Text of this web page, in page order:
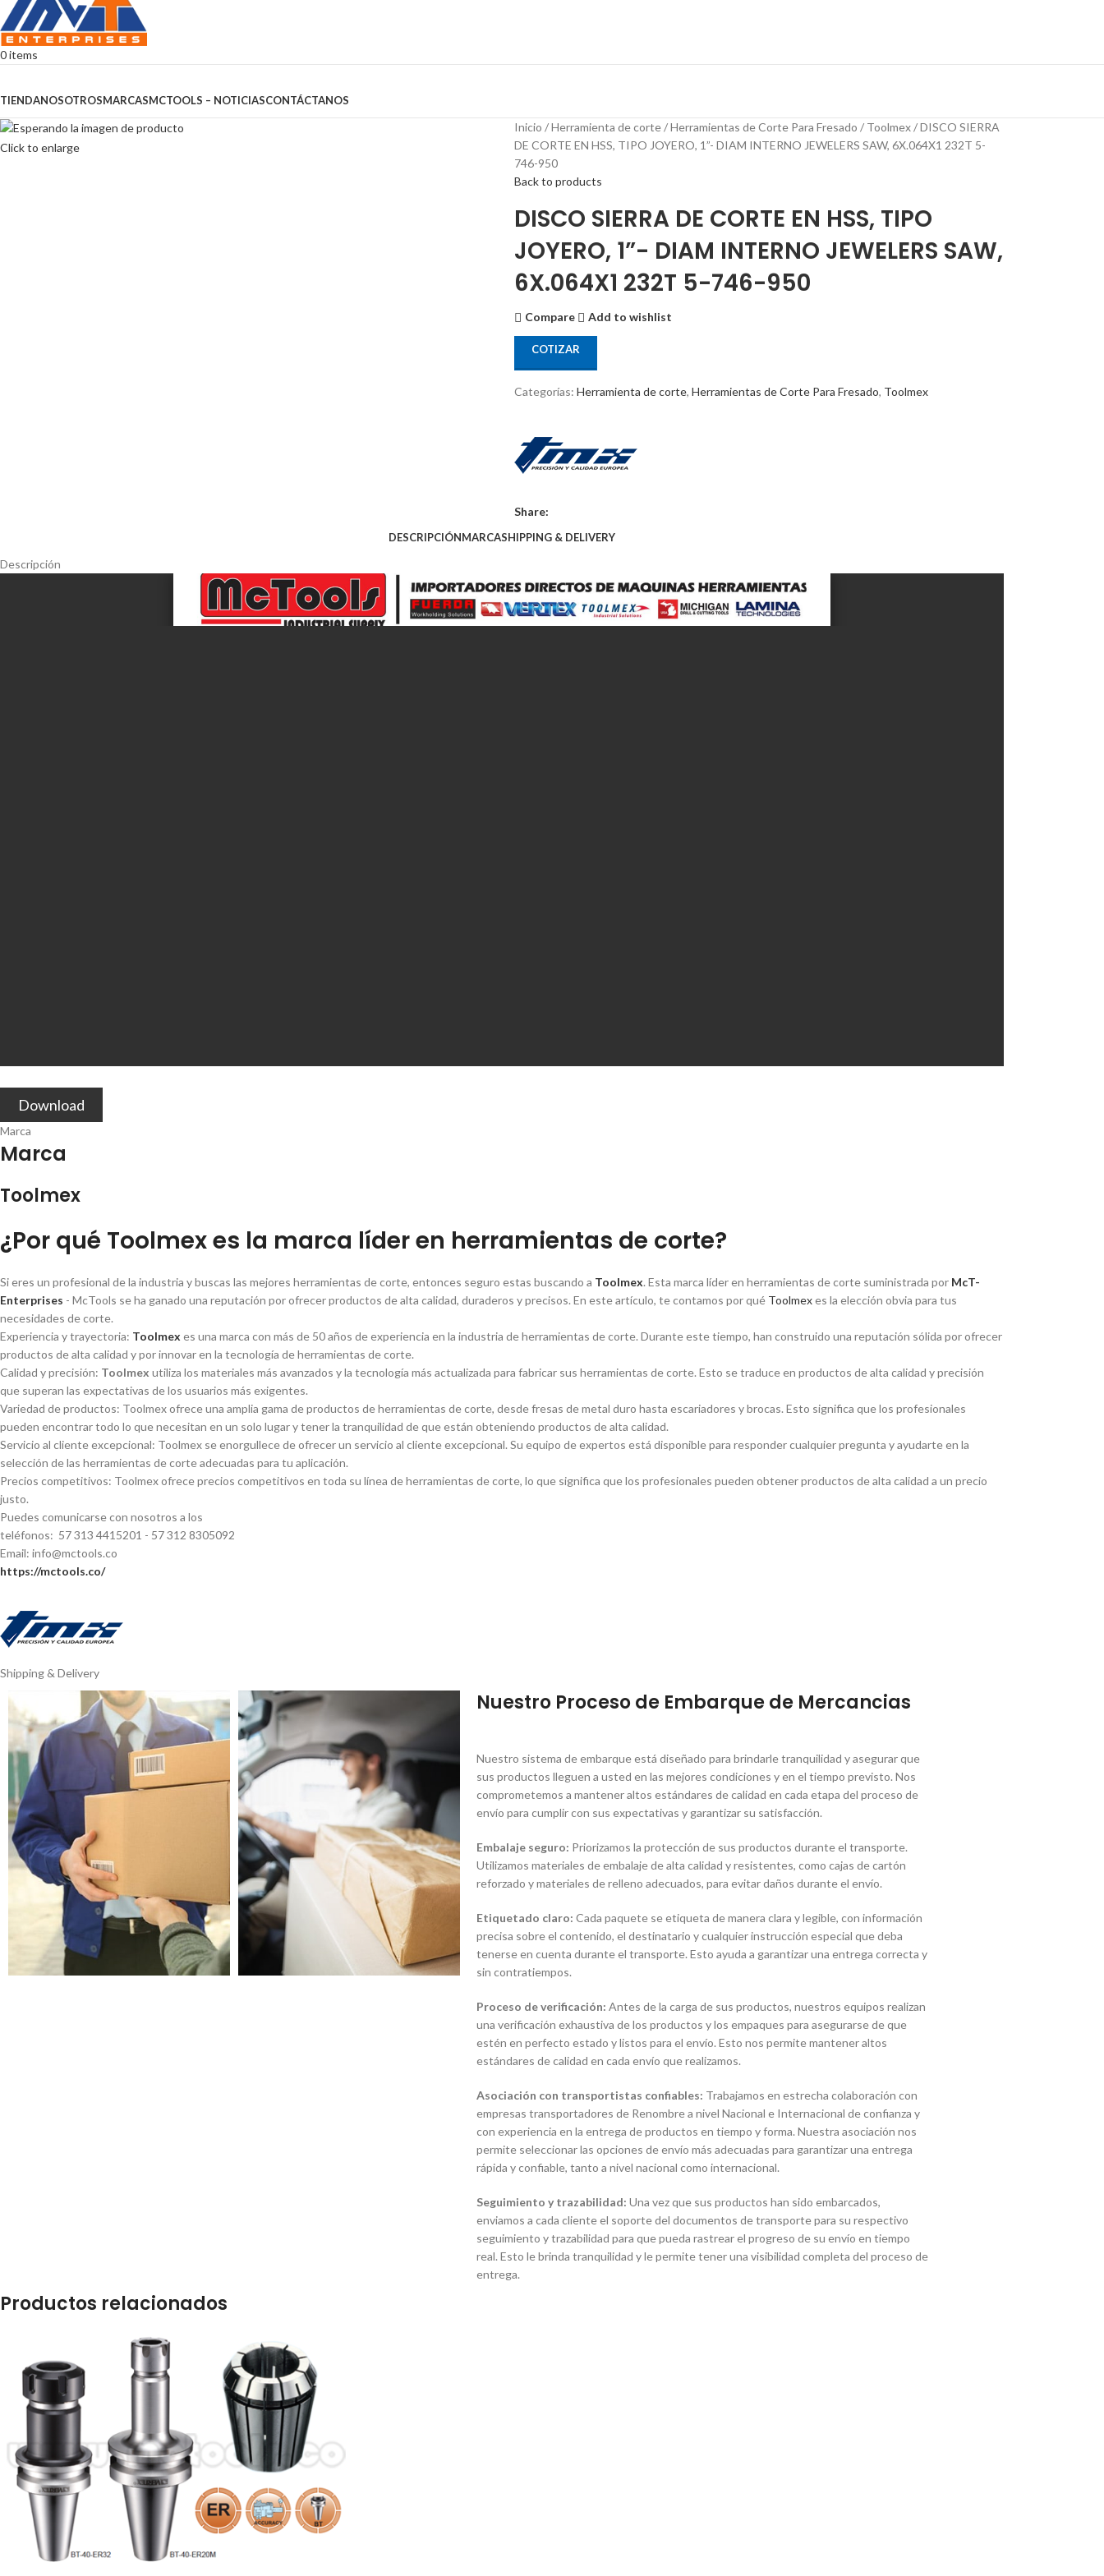
0items
TIENDANOSOTROSMARCASMCTOOLS – NOTICIASCONTÁCTANOS
Click to enlarge
Inicio Herramienta de corte Herramientas de Corte Para Fresado Toolmex
DISCO SIERRA
DE CORTE EN HSS, TIPO JOYERO, 1”- DIAM INTERNO JEWELERS SAW, 6X.064X1 232T 5-
746-950
Back to products
DISCO SIERRA DE CORTE EN HSS, TIPO
JOYERO, 1”- DIAM INTERNO JEWELERS SAW,
6X.064X1 232T 5-746-950
Compare Add to wishlist
COTIZAR
Categorías: Herramienta de corte, Herramientas de Corte Para Fresado, Toolmex
Share:
DESCRIPCIÓNMARCASHIPPING & DELIVERY
Descripción
Download
Marca
Marca
Toolmex
¿Por qué Toolmex es la marca lí­der en herramientas de corte?
Si eres un profesional de la industria y buscas las mejores herramientas de corte, entonces seguro estas buscando a Toolmex. Esta marca lí­der en herramientas de corte suministrada por McT-
Enterprises - McTools se ha ganado una reputación por ofrecer productos de alta calidad, duraderos y precisos. En este artí­culo, te contamos por qué Toolmexes la elección obvia para tus
necesidades de corte.
Experiencia y trayectoria: Toolmex es una marca con más de 50 años de experiencia en la industria de herramientas de corte. Durante este tiempo, han construido una reputación sólida por ofrecer
productos de alta calidad y por innovar en la tecnologí­a de herramientas de corte.
Calidad y precisión: Toolmex utiliza los materiales más avanzados y la tecnologí­a más actualizada para fabricar sus herramientas de corte. Esto se traduce en productos de alta calidad y precisión
que superan las expectativas de los usuarios más exigentes.
Variedad de productos: Toolmex ofrece una amplia gama de productos de herramientas de corte, desde fresas de metal duro hasta escariadores y brocas. Esto significa que los profesionales
pueden encontrar todo lo que necesitan en un solo lugar y tener la tranquilidad de que están obteniendo productos de alta calidad.
Servicio al cliente excepcional: Toolmex se enorgullece de ofrecer un servicio al cliente excepcional. Su equipo de expertos está disponible para responder cualquier pregunta y ayudarte en la
selección de las herramientas de corte adecuadas para tu aplicación.
Precios competitivos: Toolmex ofrece precios competitivos en toda su lí­nea de herramientas de corte, lo que significa que los profesionales pueden obtener productos de alta calidad a un precio
justo.
Puedes comunicarse con nosotros a los
teléfonos: 57 313 4415201 - 57 312 8305092
Email: info@mctools.co
https://mctools.co/
Shipping & Delivery
Nuestro Proceso de Embarque de Mercancias
Nuestro sistema de embarque está diseñado para brindarle tranquilidad y asegurar que
sus productos lleguen a usted en las mejores condiciones y en el tiempo previsto. Nos
comprometemos a mantener altos estándares de calidad en cada etapa del proceso de
envío para cumplir con sus expectativas y garantizar su satisfacción.
Embalaje seguro: Priorizamos la protección de sus productos durante el transporte.
Utilizamos materiales de embalaje de alta calidad y resistentes, como cajas de cartón
reforzado y materiales de relleno adecuados, para evitar daños durante el envío.
Etiquetado claro: Cada paquete se etiqueta de manera clara y legible, con información
precisa sobre el contenido, el destinatario y cualquier instrucción especial que deba
tenerse en cuenta durante el transporte. Esto ayuda a garantizar una entrega correcta y
sin contratiempos.
Proceso de verificación: Antes de la carga de sus productos, nuestros equipos realizan
una verificación exhaustiva de los productos y los empaques para asegurarse de que
estén en perfecto estado y listos para el envío. Esto nos permite mantener altos
estándares de calidad en cada envío que realizamos.
Asociación con transportistas confiables: Trabajamos en estrecha colaboración con
empresas transportadores de Renombre a nivel Nacional e Internacional de confianza y
con experiencia en la entrega de productos en tiempo y forma. Nuestra asociación nos
permite seleccionar las opciones de envío más adecuadas para garantizar una entrega
rápida y confiable, tanto a nivel nacional como internacional.
Seguimiento y trazabilidad: Una vez que sus productos han sido embarcados,
enviamos a cada cliente el soporte del documentos de transporte para su respectivo
seguimiento y trazabilidad para que pueda rastrear el progreso de su envío en tiempo
real. Esto le brinda tranquilidad y le permite tener una visibilidad completa del proceso de
entrega.
Productos relacionados